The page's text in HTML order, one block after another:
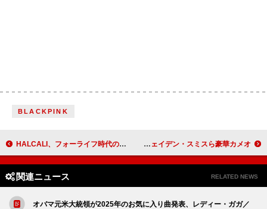
BLACKPINK
HALCALI、フォーライフ時代のシングル6作配信開始 アンダーソン・パーク、初監督作『K-POPS!』予告解禁 ディプロ／SEVENTEENのVERNON／ジェイデン・スミスら豪華カメオ
関連ニュース RELATED NEWS
オバマ元米大統領が2025年のお気に入り曲発表、レディー・ガガ／